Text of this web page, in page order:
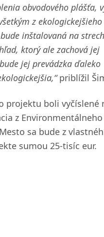
obvodového plášťa,
z ekologickejšieho
inštalovaná na
ktorý ale zachová jej
jej prevádzka ďaleko
priblížil
projektu boli vyčíslené
z
sa bude z
sumou 25-tisíc eur.